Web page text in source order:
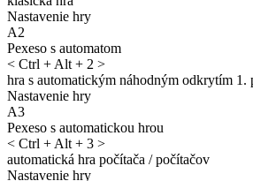
Nastavenie hry
A2
Pexeso s automatom
< Ctrl + Alt + 2 >
hra s automatickým náhodným odkrytím 1.
Nastavenie hry
A3
Pexeso s automatickou hrou
< Ctrl + Alt + 3 >
automatická hra počítača / počítačov
Nastavenie hry